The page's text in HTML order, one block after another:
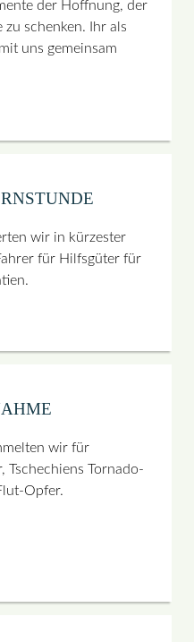
der Hoffnung, der
schenken. Ihr als
uns gemeinsam
wir in kürzester
für Hilfsgüter für
wir für
Tschechiens Tornado-
Opfer.